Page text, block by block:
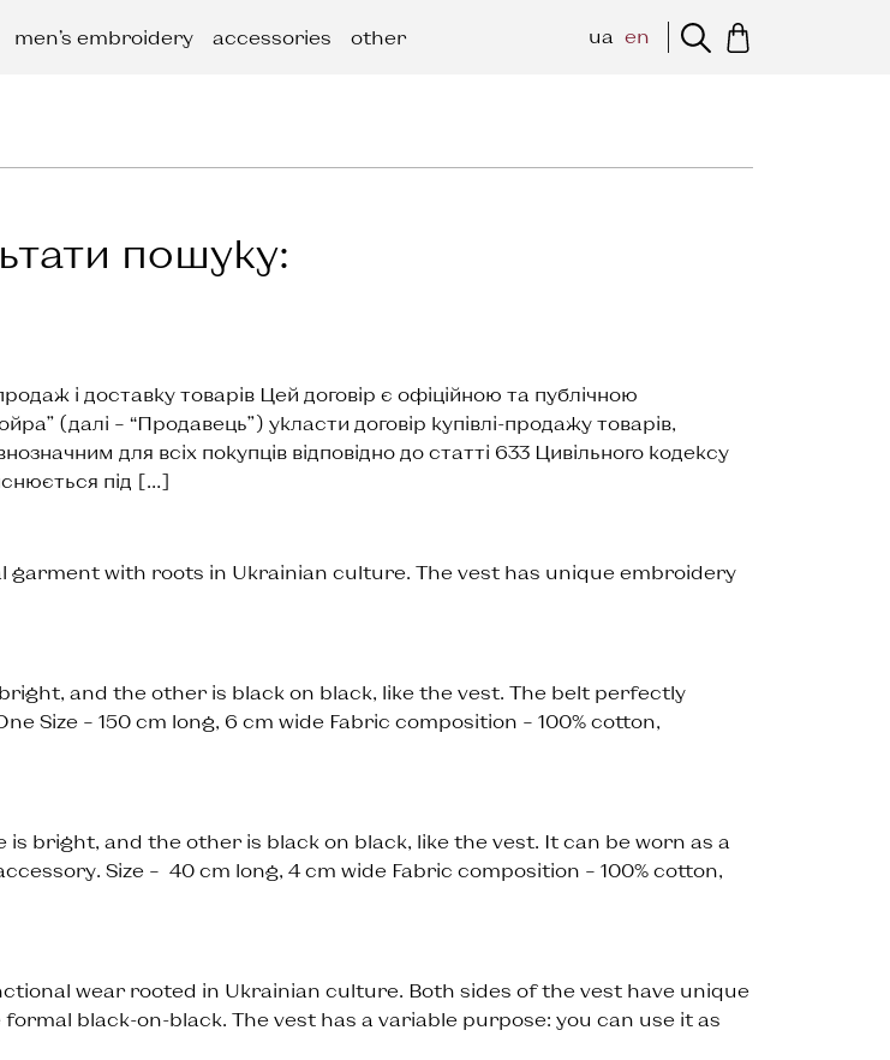
men’s embroidery accessories other ua en
пошуку:
і доставку товарів Цей договір є офіційною та публічною
(далі – “Продавець”) укласти договір купівлі-продажу товарів,
для всіх покупців відповідно до статті 633 Цивільного кодексу
під […]
garment with roots in Ukrainian culture. The vest has unique embroidery
and the other is black on black, like the vest. The belt perfectly
Size – 150 cm long, 6 cm wide Fabric composition – 100% cotton,
bright, and the other is black on black, like the vest. It can be worn as a
Size – 40 cm long, 4 cm wide Fabric composition – 100% cotton,
wear rooted in Ukrainian culture. Both sides of the vest have unique
black-on-black. The vest has a variable purpose: you can use it as